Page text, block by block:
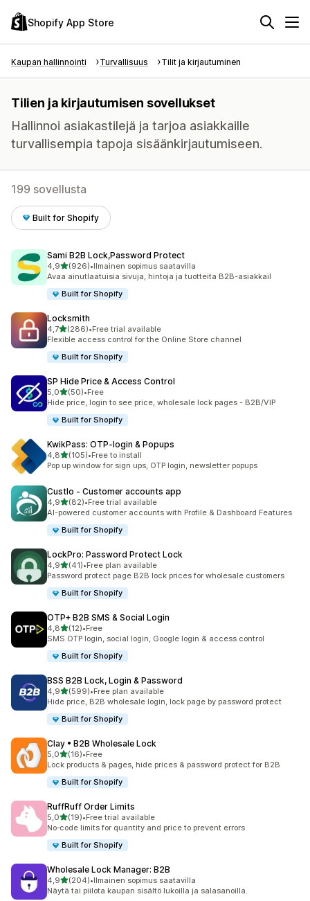
Shopify App Store
Kaupan hallinnointi Turvallisuus Tilit ja kirjautuminen
Tilien ja kirjautumisen sovellukset
Hallinnoi asiakastilejä ja tarjoa asiakkaille
turvallisempia tapoja sisäänkirjautumiseen.
199 sovellusta
Built for Shopify
Sami B2B Lock,Password Protect
4,9/ 5 tähteä
(926)
926 arvostelua yhteensä
•Ilmainen sopimus saatavilla
Avaa ainutlaatuisia sivuja, hintoja ja tuotteita B2B-asiakkail
Built for Shopify
Locksmith
4,7/ 5 tähteä
(286)
286 arvostelua yhteensä
•Free trial available
Flexible access control for the Online Store channel
Built for Shopify
SP Hide Price & Access Control
5,0/ 5 tähteä
(50)
50 arvostelua yhteensä
•Free
Hide price, login to see price, wholesale lock pages - B2B/VIP
Built for Shopify
KwikPass: OTP‑login & Popups
4,8/ 5 tähteä
(105)
105 arvostelua yhteensä
•Free to install
Pop up window for sign ups, OTP login, newsletter popups
Custlo ‑ Customer accounts app
4,9/ 5 tähteä
(82)
82 arvostelua yhteensä
•Free trial available
AI-powered customer accounts with Profile & Dashboard Features
Built for Shopify
LockPro: Password Protect Lock
4,9/ 5 tähteä
(41)
41 arvostelua yhteensä
•Free plan available
Password protect page B2B lock prices for wholesale customers
Built for Shopify
OTP+ B2B SMS & Social Login
4,8/ 5 tähteä
(12)
12 arvostelua yhteensä
•Free
SMS OTP login, social login, Google login & access control
Built for Shopify
BSS B2B Lock, Login & Password
4,9/ 5 tähteä
(599)
599 arvostelua yhteensä
•Free plan available
Hide price, B2B wholesale login, lock page by password protect
Built for Shopify
Clay • B2B Wholesale Lock
5,0/ 5 tähteä
(16)
16 arvostelua yhteensä
•Free
Lock products & pages, hide prices & password protect for B2B
Built for Shopify
RuffRuff Order Limits
5,0/ 5 tähteä
(19)
19 arvostelua yhteensä
•Free trial available
No‑code limits for quantity and price to prevent errors
Built for Shopify
Wholesale Lock Manager: B2B
4,9/ 5 tähteä
(204)
204 arvostelua yhteensä
•Ilmainen sopimus saatavilla
Näytä tai piilota kaupan sisältö lukoilla ja salasanoilla.